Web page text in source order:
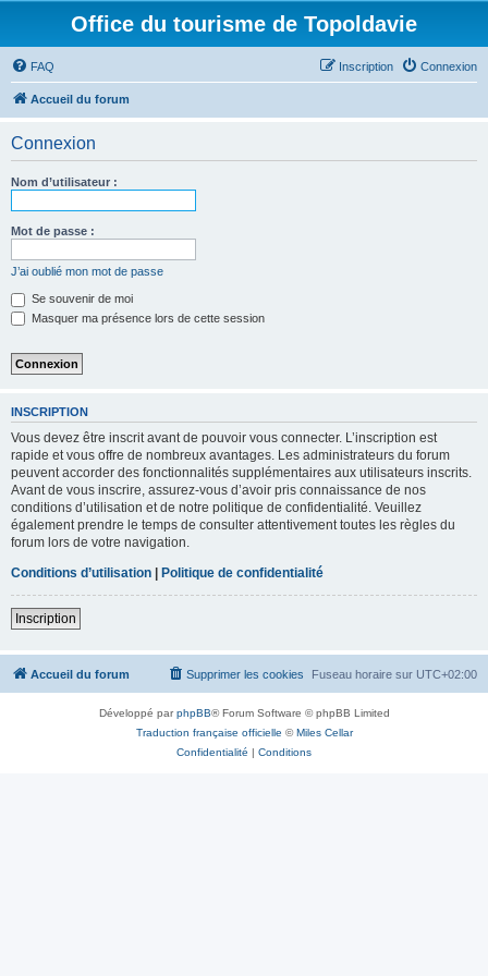
Office du tourisme de Topoldavie
FAQ Connexion
Inscription
Accueil du forum
Connexion
Nom d’utilisateur :
Mot de passe :
J’ai oublié mon mot de passe
Se souvenir de moi
Masquer ma présence lors de cette session
INSCRIPTION
Vous devez être inscrit avant de pouvoir vous connecter. L’inscription est
rapide et vous offre de nombreux avantages. Les administrateurs du forum
peuvent accorder des fonctionnalités supplémentaires aux utilisateurs inscrits.
Avant de vous inscrire, assurez-vous d’avoir pris connaissance de nos
conditions d’utilisation et de notre politique de confidentialité. Veuillez
également prendre le temps de consulter attentivement toutes les règles du
forum lors de votre navigation.
Conditions d’utilisation | Politique de confidentialité
Inscription
Accueil du forum Fuseau horaire sur UTC+02:00
Supprimer les cookies
Développé parphpBB® Forum Software © phpBB Limited
Traduction française officielle ©Miles Cellar
Confidentialité | Conditions